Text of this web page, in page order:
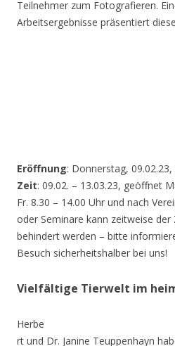
Teilnehmer zum Fotografieren.
Arbeitsergebnisse präsentiert
Eröffnung: Donnerstag,
Zeit: 09.02. – 13.03.23, geöffnet
Fr. 8.30 – 14.00 Uhr und nach
oder Seminare kann zeitweise der
behindert werden – bitte
Besuch sicherheitshalber bei uns!
Vielfältige Tierwelt im
Herbe
rt und Dr. Janine Teuppenhayn